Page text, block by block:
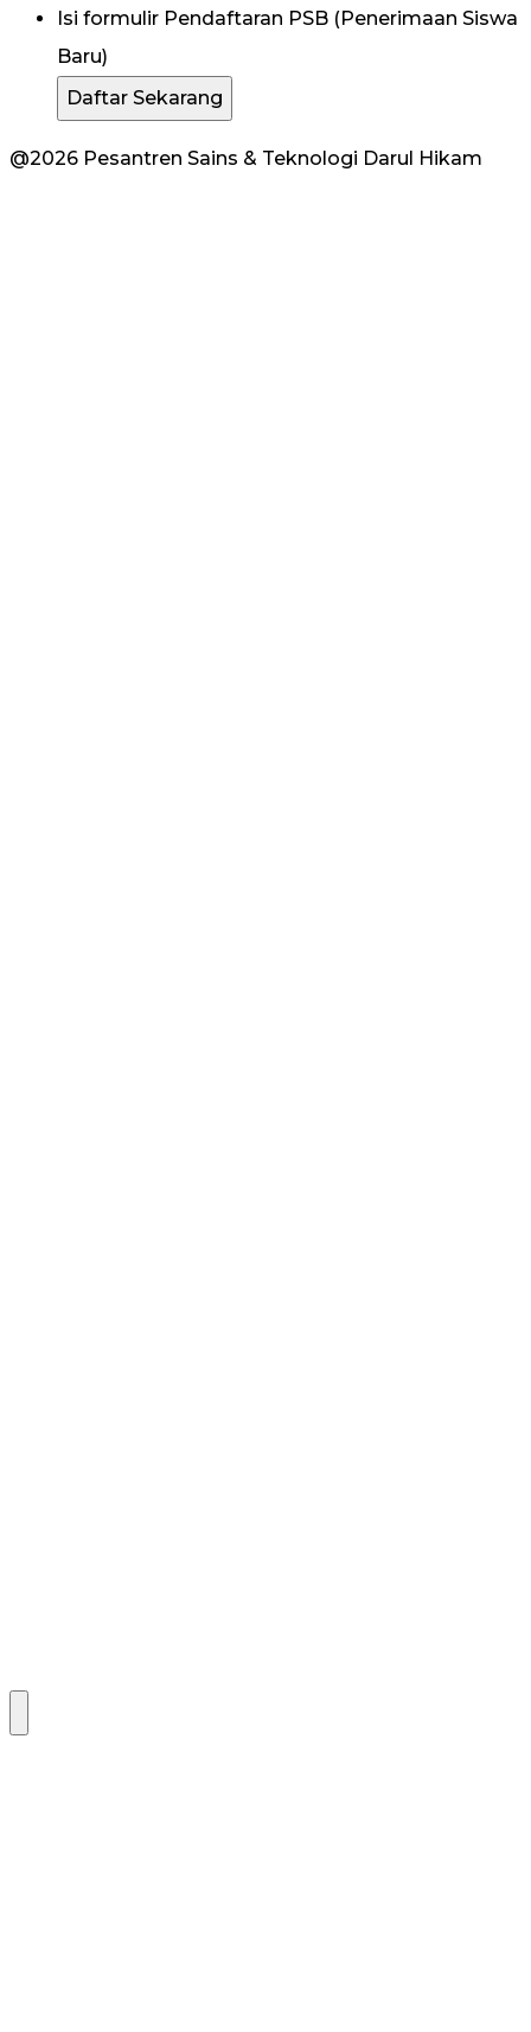
Isi formulir Pendaftaran PSB (Penerimaan Siswa
Baru)
Daftar Sekarang
@2026 Pesantren Sains & Teknologi Darul Hikam